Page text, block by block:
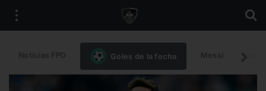
Goles de la fecha